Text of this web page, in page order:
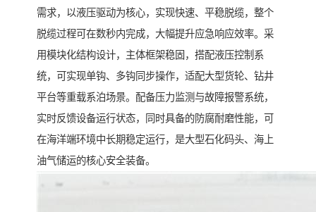
需求，以液压驱动为核心，实现快速、平稳脱缆，整个
脱缆过程可在数秒内完成，大幅提升应急响应效率。采
用模块化结构设计，主体框架稳固，搭配液压控制系
统，可实现单钩、多钩同步操作，适配大型货轮、钻井
平台等重载系泊场景。配备压力监测与故障报警系统，
实时反馈设备运行状态，同时具备的防腐耐磨性能，可
在海洋端环境中长期稳定运行，是大型石化码头、海上
油气储运的核心安全装备。